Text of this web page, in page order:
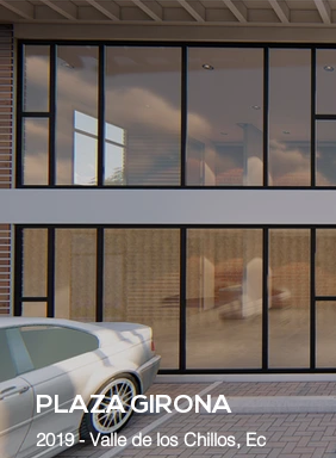
PLAZA GIRONA
2019 - Valle de los Chillos, Ec